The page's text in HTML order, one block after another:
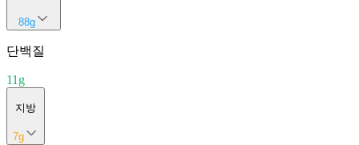
88g
단백질
11 g
지방
7g